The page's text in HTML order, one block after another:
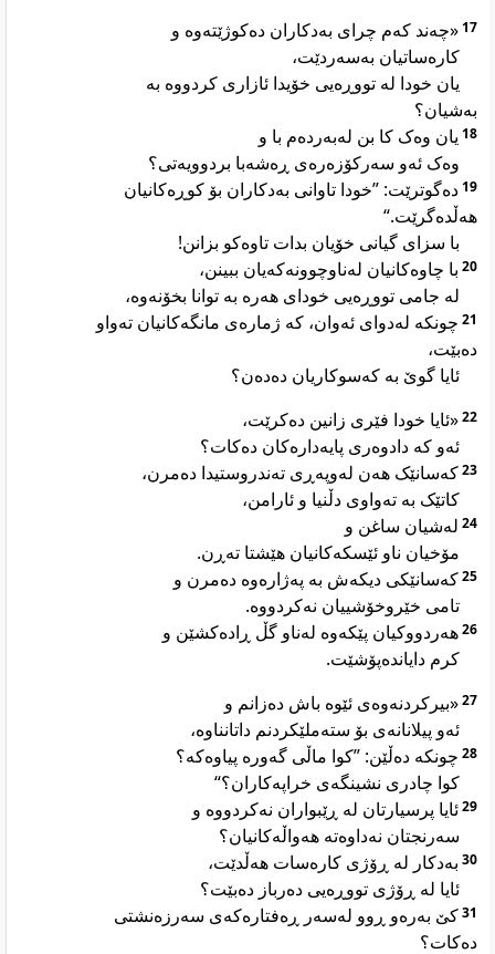
17«چەند کەم چرای بەدکاران دەکوژێتەوە و
کارەساتیان بەسەردێت،
یان خودا لە تووڕەیی خۆیدا ئازاری کردووە بە
بەشیان؟
18 یان وەک کا بن لەبەردەم با و
وەک ئەو سەرکۆزەرەی ڕەشەبا بردوویەتی؟
19دەگوترێت: ”خودا تاوانی بەدکاران بۆ کوڕەکانیان
هەڵدەگرێت.“
با سزای گیانی خۆیان بدات تاوەکو بزانن!
20 با چاوەکانیان لەناوچوونەکەیان ببینن،
لە جامی تووڕەیی خودای هەرە بە توانا بخۆنەوە،
21 چونکە لەدوای ئەوان، کە ژمارەی مانگەکانیان تەواو
دەبێت،
ئایا گوێ بە کەسوکاریان دەدەن؟
22«ئایا خودا فێری زانین دەکرێت،
ئەو کە دادوەری پایەدارەکان دەکات؟
23کەسانێک هەن لەوپەڕی تەندروستیدا دەمرن،
کاتێک بە تەواوی دڵنیا و ئارامن،
24 لەشیان ساغن و
مۆخیان ناو ئێسکەکانیان هێشتا تەڕن.
25کەسانێکی دیکەش بە پەژارەوە دەمرن و
تامی خێروخۆشییان نەکردووە.
26هەردووکیان پێکەوە لەناو گڵ ڕادەکشێن و
کرم دایاندەپۆشێت.
27«بیرکردنەوەی ئێوە باش دەزانم و
ئەو پیلانانەی بۆ ستەملێکردنم داتانناوە،
28 چونکە دەڵێن: ”کوا ماڵی گەورە پیاوەکە؟
کوا چادری نشینگەی خراپەکاران؟“
29ئایا پرسیارتان لە ڕێبواران نەکردووە و
سەرنجتان نەداوەتە هەواڵەکانیان؟
30 بەدکار لە ڕۆژی کارەسات هەڵدێت،
ئایا لە ڕۆژی تووڕەیی دەرباز دەبێت؟
31کێ بەرەو ڕوو لەسەر ڕەفتارەکەی سەرزەنشتی
دەکات؟